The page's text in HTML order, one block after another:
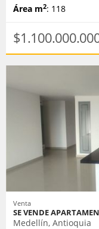
Área m2: 118
Venta
SE VENDE
Medellín, Antioquia